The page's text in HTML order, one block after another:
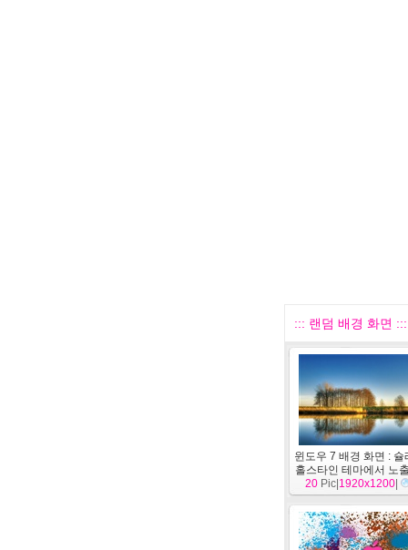
::: 랜덤 배경 화면 :::
윈도우 7 배경 화면 :
홀스타인 테마에서 노
템]
20 Pic| 1920x1200